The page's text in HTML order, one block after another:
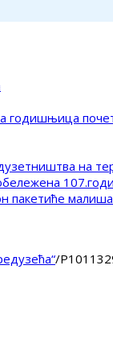
годишњица
на
пакетиће
/